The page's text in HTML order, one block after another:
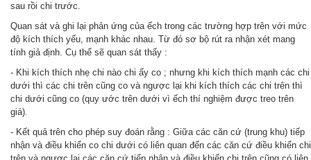
sau rồi chi trước.
Quan sát và ghi lại phản ứng của ếch trong các trường hợp trên với mức
độ kích thích yếu, mạnh khác nhau. Từ đó sơ bộ rút ra nhận xét mang
tính giả định. Cụ thể sẽ quan sát thấy :
- Khi kích thích nhẹ chi nào chi ấy co ; nhưng khi kích thích mạnh các chi
dưới thì các chi trên cũng co và ngược lại khi kích thích các chi trên thì
chi dưới cũng co (quy ước trên dưới vì ếch thí nghiệm được treo trên
giá)
- Kết quả trên cho phép suy đoán rằng : Giữa các căn cứ (trung khu) tiếp
nhận và điều khiển co chi dưới có liên quan đến các căn cứ điều khiển chi